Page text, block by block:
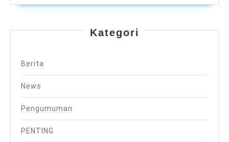
Kategori
Berita
News
Pengumuman
PENTING